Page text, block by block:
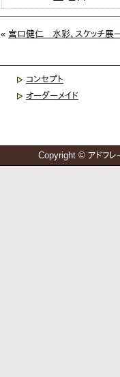
« 宮口健仁 水彩、スケッチ展
コンセプト
オーダーメイド
Copyright © アドフレ